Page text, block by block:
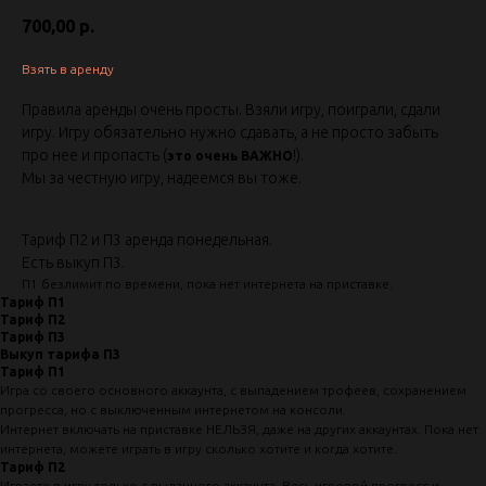
700,00 р.
Взять в аренду
Правила аренды очень просты. Взяли игру, поиграли, сдали
игру. Игру обязательно нужно сдавать, а не просто забыть
про нее и пропасть (это очень ВАЖНО!).
Мы за честную игру, надеемся вы тоже.
Тариф П2 и П3 аренда понедельная.
Есть выкуп П3.
П1 безлимит по времени, пока нет интернета на приставке.
Тариф П1
Тариф П2
Тариф П3
Выкуп тарифа П3
Тариф П1
Игра со своего основного аккаунта, с выпадением трофеев, сохранением
прогресса, но с выключенным интернетом на консоли.
Интернет включать на приставке НЕЛЬЗЯ, даже на других аккаунтах. Пока нет
интернета, можете играть в игру сколько хотите и когда хотите.
Тариф П2